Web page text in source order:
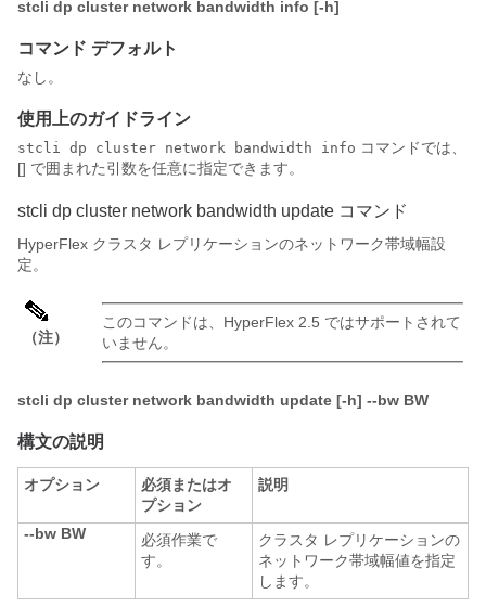
stcli dp cluster network bandwidth info [-h]
コマンド デフォルト
なし。
使用上のガイドライン
stcli dp cluster network bandwidth info コマンドでは、
[] で囲まれた引数を任意に指定できます。
stcli dp cluster network bandwidth update コマンド
HyperFlex クラスタ レプリケーションのネットワーク帯域幅設
定。
（注）
このコマンドは、HyperFlex 2.5 ではサポートされて
いません。
stcli dp cluster network bandwidth update [-h] --bw BW
構文の説明
オプション
必須またはオ
プション
説明
--bw BW
必須作業で
す。
クラスタ レプリケーションの
ネットワーク帯域幅値を指定
します。